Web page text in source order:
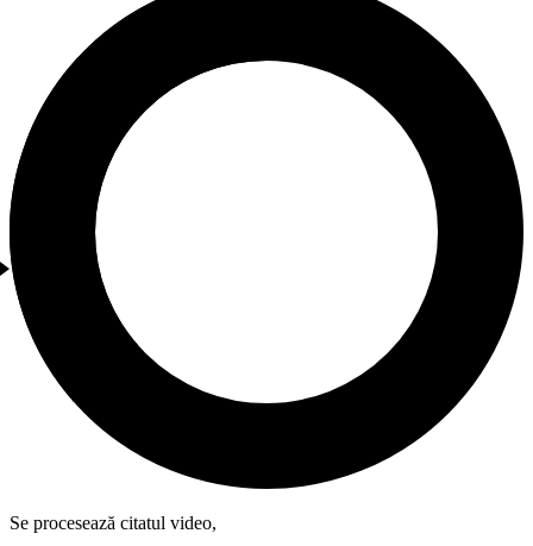
Se procesează citatul video,